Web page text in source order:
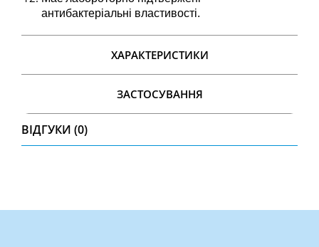
антибактеріальні властивості.
ХАРАКТЕРИСТИКИ
ЗАСТОСУВАННЯ
ВІДГУКИ (0)